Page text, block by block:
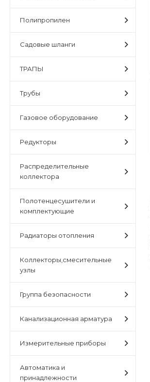
Полипропилен
Садовые шланги
ТРАПЫ
Трубы
Газовое оборудование
Редукторы
Распределительные
коллектора
Полотенцесушители и
комплектующие
Радиаторы отопления
Коллекторы,смесительные
узлы
Группа безопасности
Канализационная арматура
Измерительные приборы
Автоматика и
принадлежности